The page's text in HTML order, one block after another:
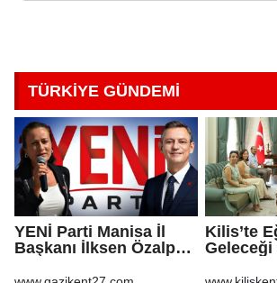
TÜRKİYE GÜNDEMİ
YENİ Parti Manisa İl
Başkanı İlksen Özalper
Kilis’te
Geleceği